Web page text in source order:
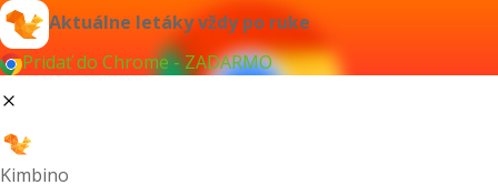
Aktuálne letáky vždy po ruke
Pridať do Chrome - ZADARMO
Kimbino